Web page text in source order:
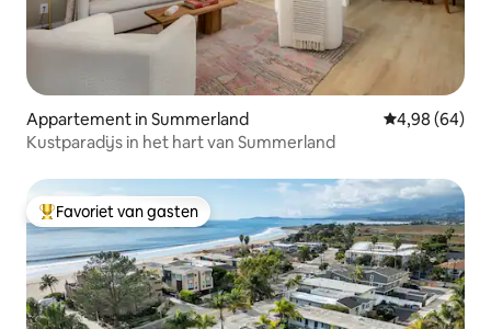
Appartement in Summerland Gemiddelde
4,98 (64)
Kustparadijs in het hart van Summerland
Topfavoriet van gasten
Favoriet van gasten